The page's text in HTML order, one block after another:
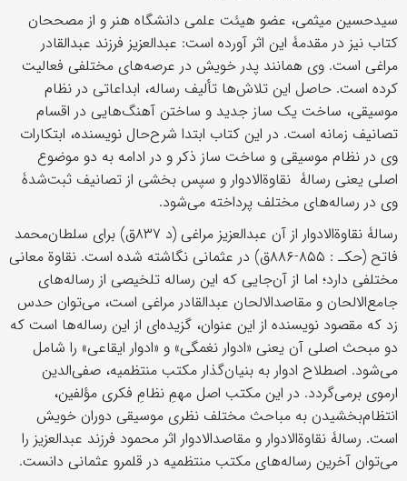
سیدحسین میثمی، عضو هیئت علمی دانشگاه هنر و از مصححان
کتاب نیز در مقدمۀ این اثر آورده است: عبدالعزيز فرزند عبدالقادر
مراغی است. وی همانند پدر خويش در عرصه‌های مختلفی فعاليت
کرده است. حاصل اين تلاش‌ها تأليف رساله، ابداعاتی در نظام
موسيقی، ساخت يک ساز جديد و ساختن آهنگ‌هايی در اقسام
تصانيف زمانه است. در اين کتاب ابتدا شرح‌حال نويسنده، ابتکارات
وی در نظام موسيقی و ساخت ساز ذکر و در ادامه به دو موضوع
اصلی يعنی رسالۀ نقاوة‌الادوار و سپس بخشی از تصانيف ثبت‌شدۀ
وی در رساله‌های مختلف پرداخته می‌شود.
رسالۀ نقاوة‌الادوار از آن عبدالعزیز مراغی (د ۸۳۷ق) برای سلطان‌محمد
فاتح (حکـ‌ : ۸۵۵-۸۸۶ق) در عثمانی نگاشته شده است. نقاوة معانی
مختلفی دارد؛ اما از آن‌جايی که اين رساله تلخيصی از رساله‌های
جامع‌الالحان و مقاصدالالحان عبدالقادر مراغی است، می‌توان حدس
زد که مقصود نويسنده از اين عنوان، گزيده‌ای از اين رساله‌ها است که
دو مبحث اصلی آن يعنی «ادوار نغمگی» و «ادوار ايقاعی» را شامل
می‌شود. اصطلاح ادوار به بنيان‌گذار مکتب منتظميه، صفی‌الدين
ارموی برمی‌گردد. در اين مکتب اصل مهمِ نظامِ فکری مؤلفين،
انتظام‌بخشيدن به مباحث مختلف نظری موسيقی دوران خويش
است. رسالۀ نقاوة‌الادوار و مقاصدالادوار اثر محمود فرزند عبدالعزيز را
می‌توان آخرين رساله‌های مکتب منتظميه در قلمرو عثمانی دانست.